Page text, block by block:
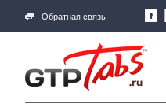
Обратная связь